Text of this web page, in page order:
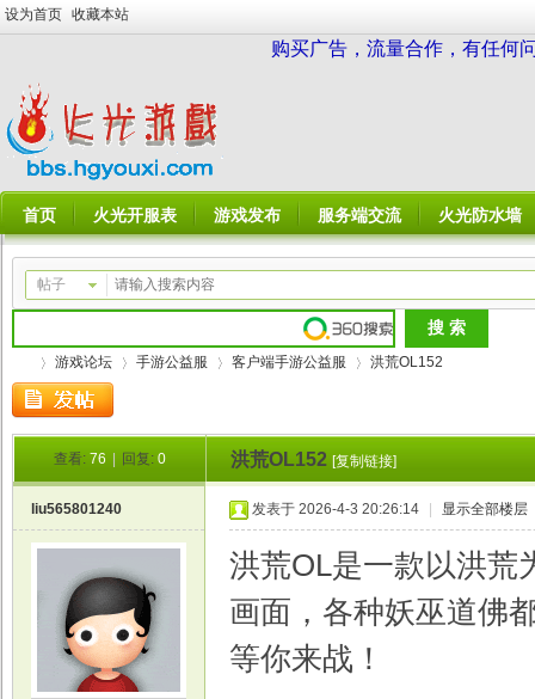
设为首页 收藏本站
购买广告，流量合作，有任何
首页 火光开服表 游戏发布 服务端交流 火光防水墙
帖子
游戏论坛
›
手游公益服 客户端手游公益服
›
洪荒OL152
查看: 76 回复: 0 洪荒OL152 [复制链接]
liu565801240 发表于 2026-4-3 20:26:14 显示全部楼层
洪荒OL是一款以洪荒
画面，各种妖巫道佛
等你来战！